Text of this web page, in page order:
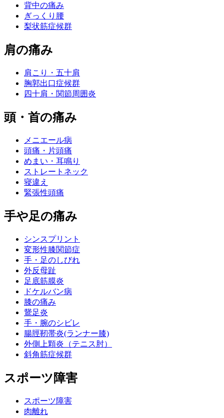
背中の痛み
ぎっくり腰
梨状筋症候群
肩の痛み
肩こり・五十肩
胸郭出口症候群
四十肩・関節周囲炎
頭・首の痛み
メニエール病
頭痛・片頭痛
めまい・耳鳴り
ストレートネック
寝違え
緊張性頭痛
手や足の痛み
シンスプリント
変形性膝関節症
手・足のしびれ
外反母趾
足底筋膜炎
ドケルバン病
膝の痛み
鵞足炎
手・腕のシビレ
腸脛靭帯炎(ランナー膝)
外側上顆炎（テニス肘）
斜角筋症候群
スポーツ障害
スポーツ障害
肉離れ